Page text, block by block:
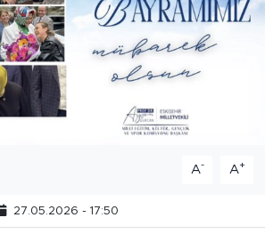
A- A+
27.05.2026 - 17:50